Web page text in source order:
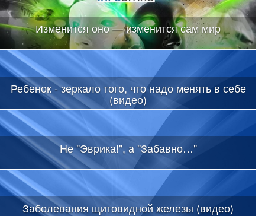
Изменится оно — изменится сам мир
Ребенок - зеркало того, что надо менять в себе
(видео)
Не "Эврика!", а "Забавно…"
Заболевания щитовидной железы (видео)